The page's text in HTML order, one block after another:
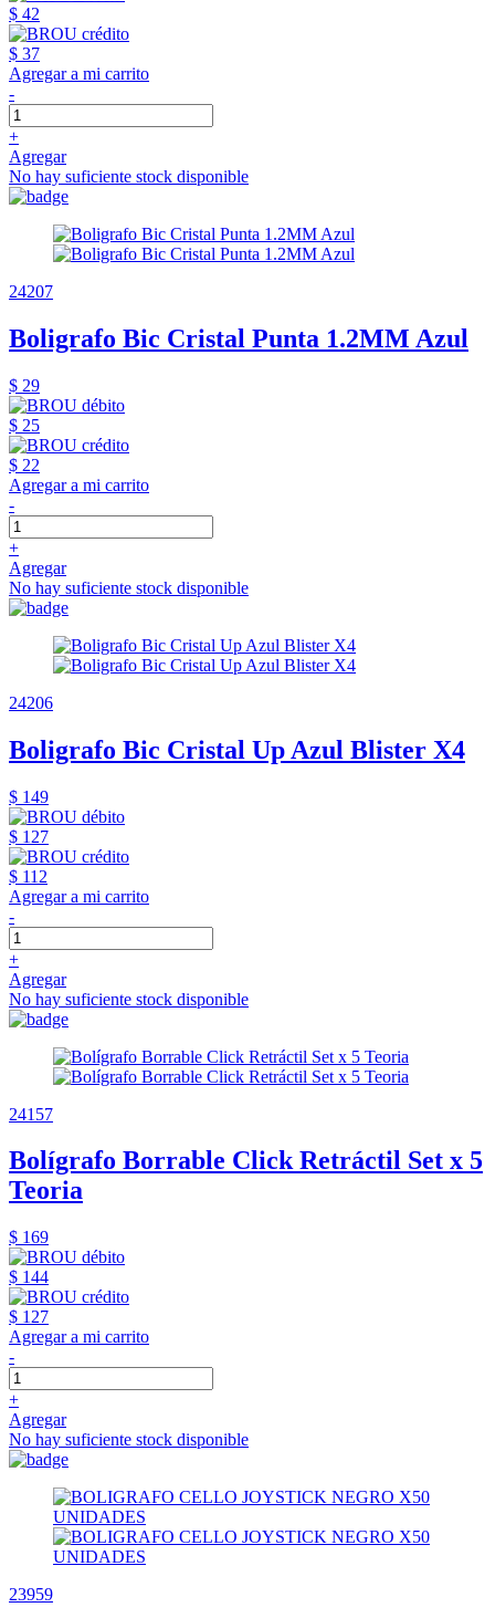
$ 42
$ 37
Agregar a mi carrito
-
+
Agregar
No hay suficiente stock disponible
24207
Boligrafo Bic Cristal Punta 1.2MM Azul
$ 29
$ 25
$ 22
Agregar a mi carrito
-
+
Agregar
No hay suficiente stock disponible
24206
Boligrafo Bic Cristal Up Azul Blister X4
$ 149
$ 127
$ 112
Agregar a mi carrito
-
+
Agregar
No hay suficiente stock disponible
24157
Bolígrafo Borrable Click Retráctil Set x 5
Teoria
$ 169
$ 144
$ 127
Agregar a mi carrito
-
+
Agregar
No hay suficiente stock disponible
23959